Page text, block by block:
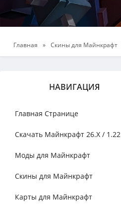
Главная » Скины для Майнкрафт
НАВИГАЦИЯ
Главная Странице
Скачать Майнкрафт 26.Х / 1.22
Моды для Майнкрафт
Скины для Майнкрафт
Карты для Майнкрафт